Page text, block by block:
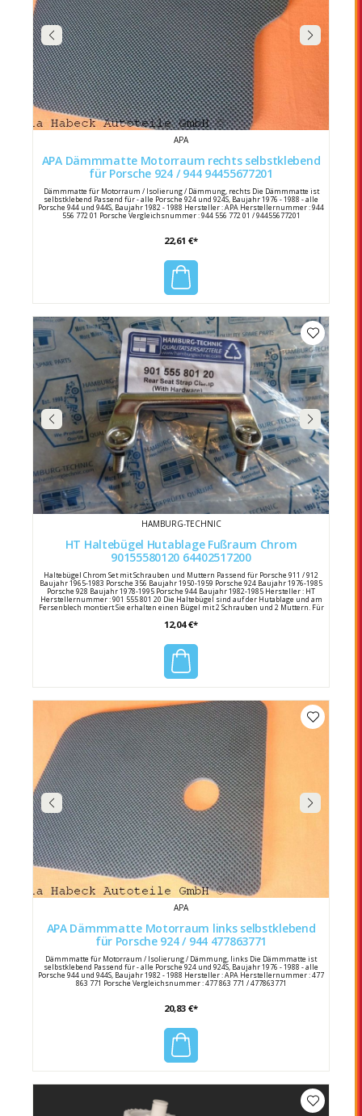
APA
APA Dämmmatte Motorraum rechts selbstklebend
für Porsche 924 / 944 94455677201
Dämmmatte für Motorraum / Isolierung / Dämmung, rechts Die Dämmmatte ist
selbstklebend Passend für - alle Porsche 924 und 924S, Baujahr 1976 - 1988 - alle
Porsche 944 und 944S, Baujahr 1982 - 1988 Hersteller : APA Herstellernummer : 944
556 772 01 Porsche Vergleichsnummer : 944 556 772 01 / 94455677201
22,61 €*
HAMBURG-TECHNIC
HT Haltebügel Hutablage Fußraum Chrom
90155580120 64402517200
Haltebügel Chrom Set mit Schrauben und Muttern Passend für Porsche 911 / 912
Baujahr 1965-1983 Porsche 356 Baujahr 1950-1959 Porsche 924 Baujahr 1976-1985
Porsche 928 Baujahr 1978-1995 Porsche 944 Baujahr 1982-1985 Hersteller : HT
Herstellernummer : 901 555 801 20 Die Haltebügel sind auf der Hutablage und am
Fersenblech montiert Sie erhalten einen Bügel mit 2 Schrauben und 2 Muttern. Für
901 555 801 20 / 477 885 761
12,04 €*
APA
APA Dämmmatte Motorraum links selbstklebend
für Porsche 924 / 944 477863771
Dämmmatte für Motorraum / Isolierung / Dämmung, links Die Dämmmatte ist
selbstklebend Passend für - alle Porsche 924 und 924S, Baujahr 1976 - 1988 - alle
Porsche 944 und 944S, Baujahr 1982 - 1988 Hersteller : APA Herstellernummer : 477
863 771 Porsche Vergleichsnummer : 477 863 771 / 477863771
20,83 €*